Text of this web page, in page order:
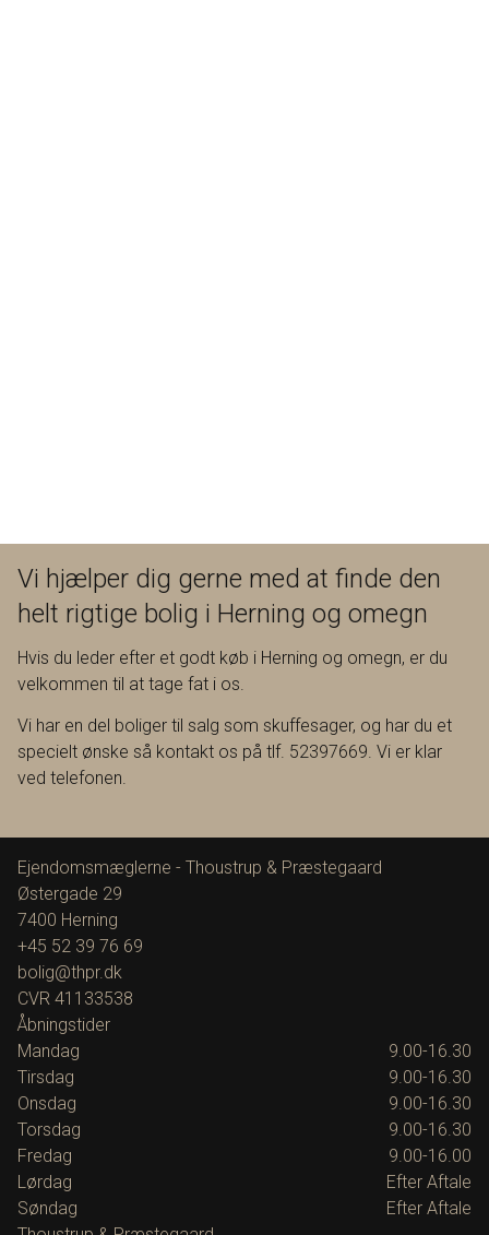
Vi hjælper dig gerne med at finde den
helt rigtige bolig i Herning og omegn
Hvis du leder efter et godt køb i Herning og omegn, er du
velkommen til at tage fat i os.
Vi har en del boliger til salg som skuffesager, og har du et
specielt ønske så kontakt os på tlf. 52397669. Vi er klar
ved telefonen.
Ejendomsmæglerne - Thoustrup & Præstegaard
Østergade 29
7400 Herning
+45 52 39 76 69
bolig@thpr.dk
CVR 41133538
Åbningstider
Mandag
9.00-16.30
Tirsdag
9.00-16.30
Onsdag
9.00-16.30
Torsdag
9.00-16.30
Fredag
9.00-16.00
Lørdag
Efter Aftale
Søndag
Efter Aftale